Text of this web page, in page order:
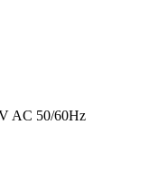
AC 50/60Hz